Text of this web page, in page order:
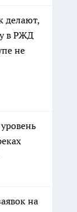
делают,
в РЖД
не
на